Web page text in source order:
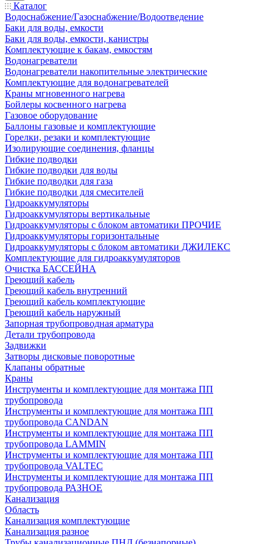
Каталог
Водоснабжение/Газоснабжение/Водоотведение
Баки для воды, емкости
Баки для воды, емкости, канистры
Комплектующие к бакам, емкостям
Водонагреватели
Водонагреватели накопительные электрические
Комплектующие для водонагревателей
Краны мгновенного нагрева
Бойлеры косвенного нагрева
Газовое оборудование
Баллоны газовые и комплектующие
Горелки, резаки и комплектующие
Изолирующие соединения, фланцы
Гибкие подводки
Гибкие подводки для воды
Гибкие подводки для газа
Гибкие подводки для смесителей
Гидроаккумуляторы
Гидроаккумуляторы вертикальные
Гидроаккумуляторы с блоком автоматики ПРОЧИЕ
Гидроаккумуляторы горизонтальные
Гидроаккумуляторы с блоком автоматики ДЖИЛЕКС
Комплектующие для гидроаккумуляторов
Очистка БАССЕЙНА
Греющий кабель
Греющий кабель внутренний
Греющий кабель комплектующие
Греющий кабель наружный
Запорная трубопроводная арматура
Детали трубопровода
Задвижки
Затворы дисковые поворотные
Клапаны обратные
Краны
Инструменты и комплектующие для монтажа ПП
трубопровода
Инструменты и комплектующие для монтажа ПП
трубопровода CANDAN
Инструменты и комплектующие для монтажа ПП
трубопровода LAMMIN
Инструменты и комплектующие для монтажа ПП
трубопровода VALTEC
Инструменты и комплектующие для монтажа ПП
трубопровода РАЗНОЕ
Канализация
Область
Канализация комплектующие
Канализация разное